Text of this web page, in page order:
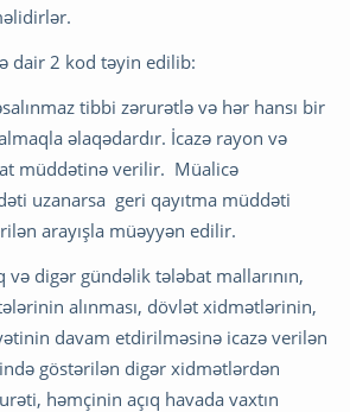
dair 2 kod təyin edilib:
tibbi zərurətlə və hər hansı bir
əlaqədardır. İcazə rayon və
müddətinə verilir. Müalicə
uzanarsa geri qayıtma müddəti
arayışla müəyyən edilir.
digər gündəlik tələbat mallarının,
alınması, dövlət xidmətlərinin,
davam etdirilməsinə icazə verilən
göstərilən digər xidmətlərdən
həmçinin açıq havada vaxtın